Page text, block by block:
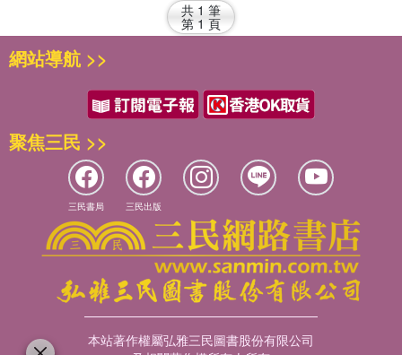
共 1 筆
第 1 頁
網站導航 >>
聚焦三民 >>
三民書局 三民出版
本站著作權屬弘雅三民圖書股份有限公司